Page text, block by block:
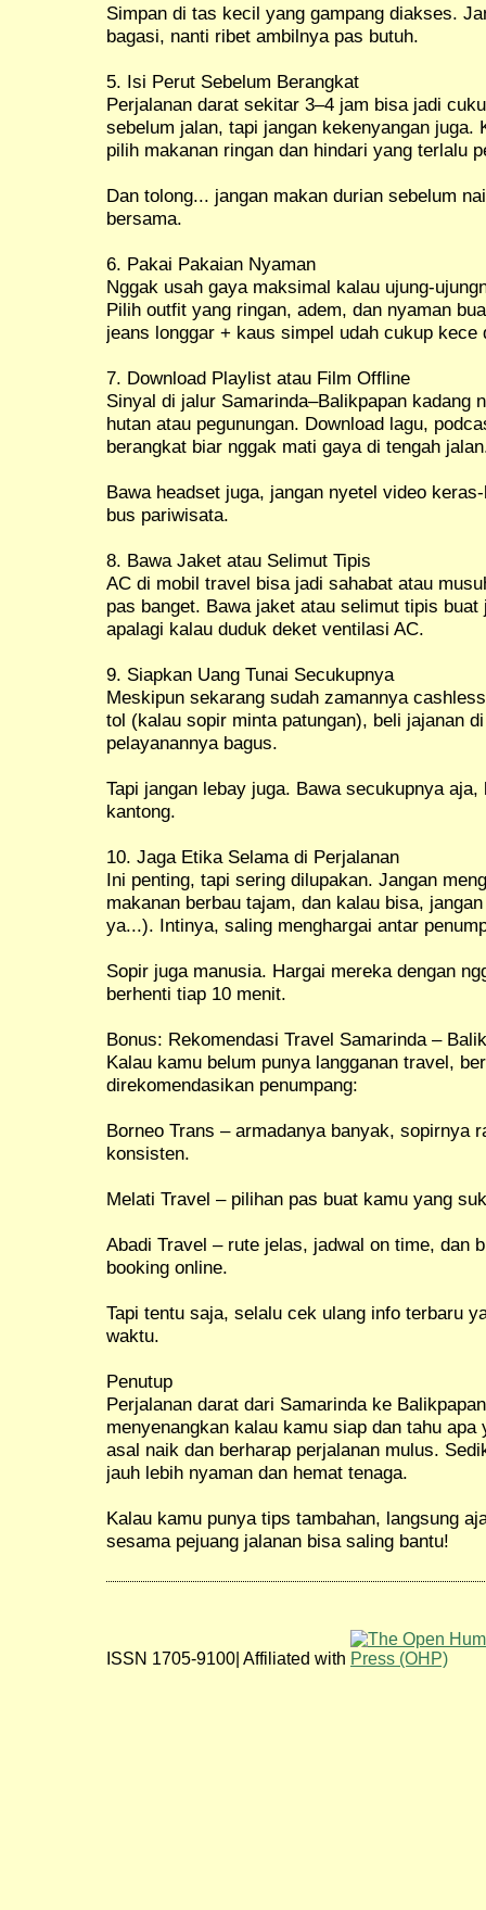
Simpan di tas kecil yang gampang diakses.
bagasi, nanti ribet ambilnya pas butuh.
5. Isi Perut Sebelum Berangkat
Perjalanan darat sekitar 3–4 jam bisa jadi
sebelum jalan, tapi jangan kekenyangan juga.
pilih makanan ringan dan hindari yang terlalu
Dan tolong... jangan makan durian sebelum
bersama.
6. Pakai Pakaian Nyaman
Nggak usah gaya maksimal kalau ujung-
Pilih outfit yang ringan, adem, dan nyaman
jeans longgar + kaus simpel udah cukup kece
7. Download Playlist atau Film Offline
Sinyal di jalur Samarinda–Balikpapan kadang
hutan atau pegunungan. Download lagu,
berangkat biar nggak mati gaya di tengah
Bawa headset juga, jangan nyetel video
bus pariwisata.
8. Bawa Jaket atau Selimut Tipis
AC di mobil travel bisa jadi sahabat atau
pas banget. Bawa jaket atau selimut tipis
apalagi kalau duduk deket ventilasi AC.
9. Siapkan Uang Tunai Secukupnya
Meskipun sekarang sudah zamannya
tol (kalau sopir minta patungan), beli jajanan
pelayanannya bagus.
Tapi jangan lebay juga. Bawa secukupnya
kantong.
10. Jaga Etika Selama di Perjalanan
Ini penting, tapi sering dilupakan. Jangan
makanan berbau tajam, dan kalau bisa,
ya...). Intinya, saling menghargai antar
Sopir juga manusia. Hargai mereka dengan
berhenti tiap 10 menit.
Bonus: Rekomendasi Travel Samarinda –
Kalau kamu belum punya langganan travel,
direkomendasikan penumpang:
Borneo Trans – armadanya banyak, sopirnya
konsisten.
Melati Travel – pilihan pas buat kamu yang
Abadi Travel – rute jelas, jadwal on time, dan
booking online.
Tapi tentu saja, selalu cek ulang info terbaru
waktu.
Penutup
Perjalanan darat dari Samarinda ke
menyenangkan kalau kamu siap dan tahu
asal naik dan berharap perjalanan mulus.
jauh lebih nyaman dan hemat tenaga.
Kalau kamu punya tips tambahan, langsung
sesama pejuang jalanan bisa saling bantu!
ISSN 1705-9100| Affiliated with